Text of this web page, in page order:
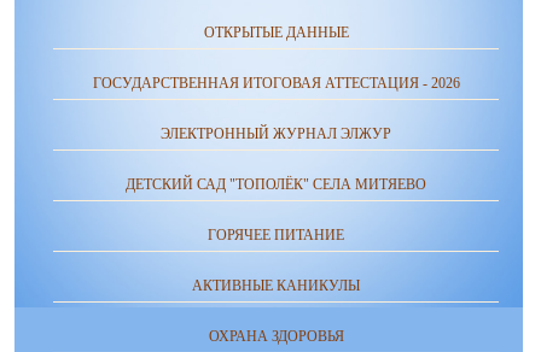
ОТКРЫТЫЕ ДАННЫЕ
ГОСУДАРСТВЕННАЯ ИТОГОВАЯ АТТЕСТАЦИЯ - 2026
ЭЛЕКТРОННЫЙ ЖУРНАЛ ЭЛЖУР
ДЕТСКИЙ САД "ТОПОЛЁК" СЕЛА МИТЯЕВО
ГОРЯЧЕЕ ПИТАНИЕ
АКТИВНЫЕ КАНИКУЛЫ
ОХРАНА ЗДОРОВЬЯ